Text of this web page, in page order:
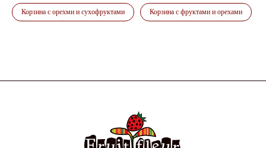
Корзина с орехми и сухофруктами Корзина с фруктами и орехами